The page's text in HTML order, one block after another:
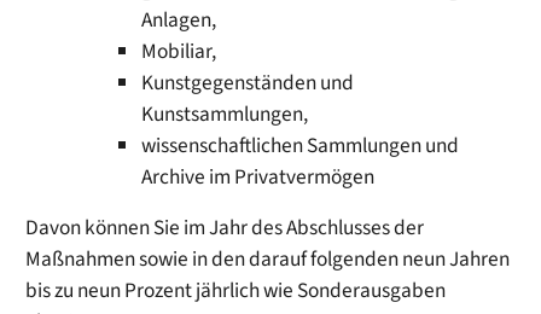
Anlagen,
Mobiliar,
Kunstgegenständen und
Kunstsammlungen,
wissenschaftlichen Sammlungen und
Archive im Privatvermögen
Davon können Sie im Jahr des Abschlusses der
Maßnahmen sowie in den darauf folgenden neun Jahren
bis zu neun Prozent jährlich wie Sonderausgaben